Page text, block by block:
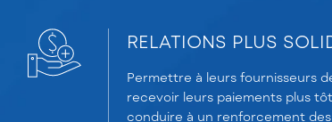
RELATIONS PLUS
Permettre à leurs fournisseurs
recevoir leurs paiements plus
conduire à un renforcement des